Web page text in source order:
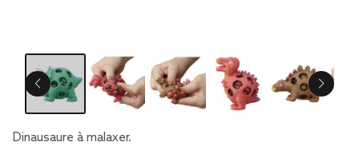
Dinausaure à malaxer.